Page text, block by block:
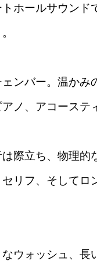
ホールサウンド
ンバー。温か
ノ、アコーステ
際立ち、物理
リフ、そして
ウォッシュ、